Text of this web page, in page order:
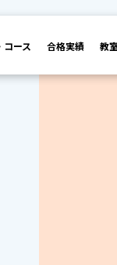
コース 合格実績 教